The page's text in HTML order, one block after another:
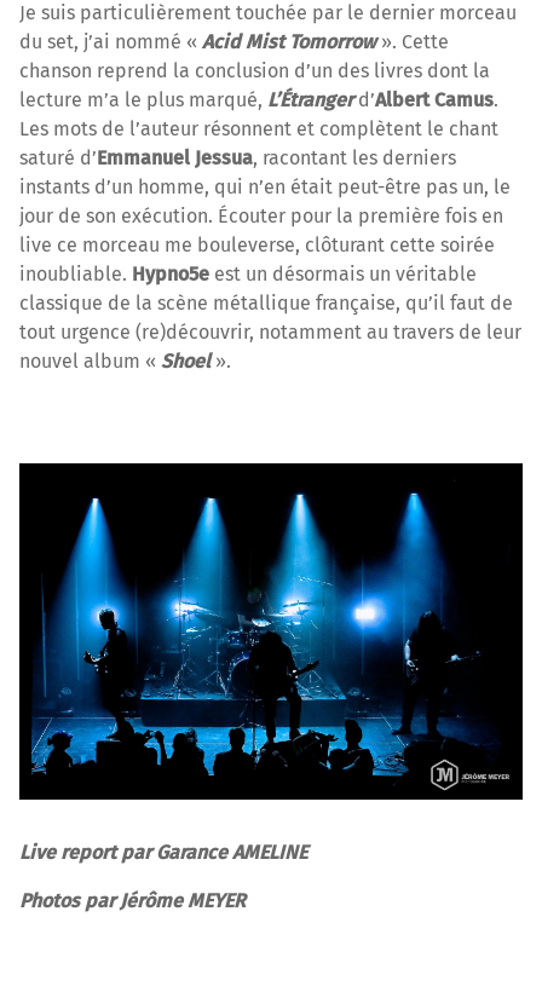
Je suis particulièrement touchée par le dernier morceau
du set, j’ai nommé « Acid Mist Tomorrow». Cette
chanson reprend la conclusion d’un des livres dont la
lecture m’a le plus marqué, L’Étrangerd’Albert Camus.
Les mots de l’auteur résonnent et complètent le chant
saturé d’Emmanuel Jessua, racontant les derniers
instants d’un homme, qui n’en était peut-être pas un, le
jour de son exécution. Écouter pour la première fois en
live ce morceau me bouleverse, clôturant cette soirée
inoubliable. Hypno5e est un désormais un véritable
classique de la scène métallique française, qu’il faut de
tout urgence (re)découvrir, notamment au travers de leur
nouvel album « Shoel».
Live report par Garance AMELINE
Photos par Jérôme MEYER